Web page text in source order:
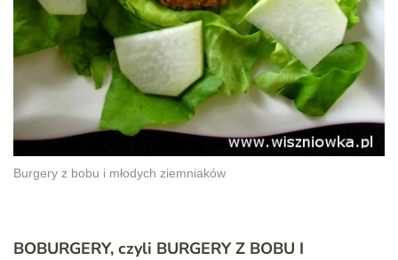
Burgery z bobu i młodych ziemniaków
BOBURGERY, czyli BURGERY Z BOBU I